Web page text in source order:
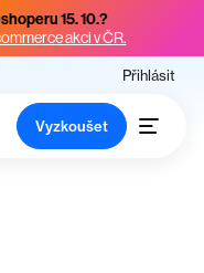
15. 10.?
akci v ČR.
Přihlásit
Vyzkoušet